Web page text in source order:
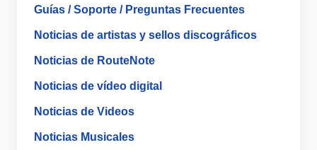
Guías / Soporte / Preguntas Frecuentes
Noticias de artistas y sellos discográficos
Noticias de RouteNote
Noticias de vídeo digital
Noticias de Videos
Noticias Musicales